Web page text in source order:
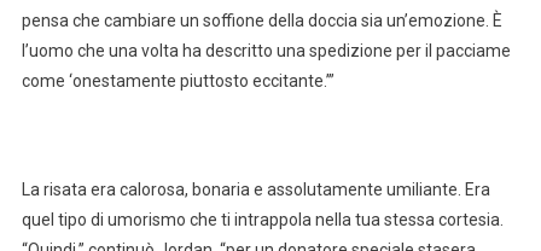
pensa che cambiare un soffione della doccia sia un’emozione. È
l’uomo che una volta ha descritto una spedizione per il pacciame
come ‘onestamente piuttosto eccitante.’”
La risata era calorosa, bonaria e assolutamente umiliante. Era
quel tipo di umorismo che ti intrappola nella tua stessa cortesia.